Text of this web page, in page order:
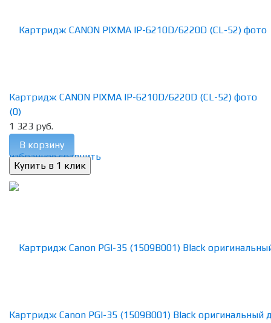
избранное сравнить
Картридж CANON PIXMA IP-6210D/6220D (CL-52) фото
(0)
1 323 руб.
В корзину
Картридж Canon PGI-35 (1509B001) Black оригинальный